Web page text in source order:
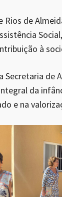
Rios de
à
Secretaria de
da
e na